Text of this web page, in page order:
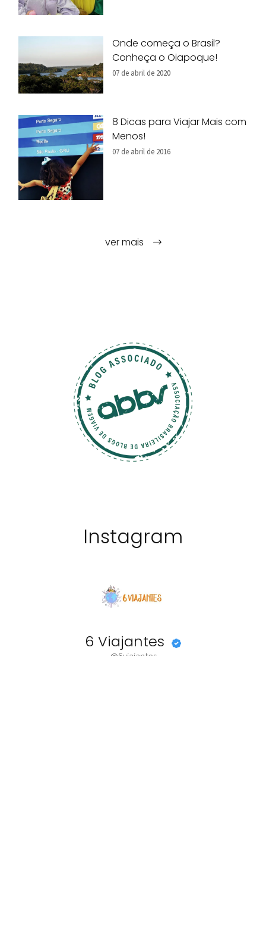
Onde começa o Brasil?
Conheça o Oiapoque!
07 de abril de 2020
8 Dicas para Viajar Mais com
Menos!
07 de abril de 2016
ver mais
Instagram
6 Viajantes
@6viajantes